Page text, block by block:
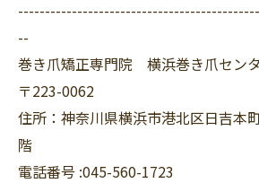
--
巻き爪矯正専門院 横浜巻き爪セン
〒223-0062
住所：神奈川県横浜市港北区日吉本
階
電話番号 :045-560-1723